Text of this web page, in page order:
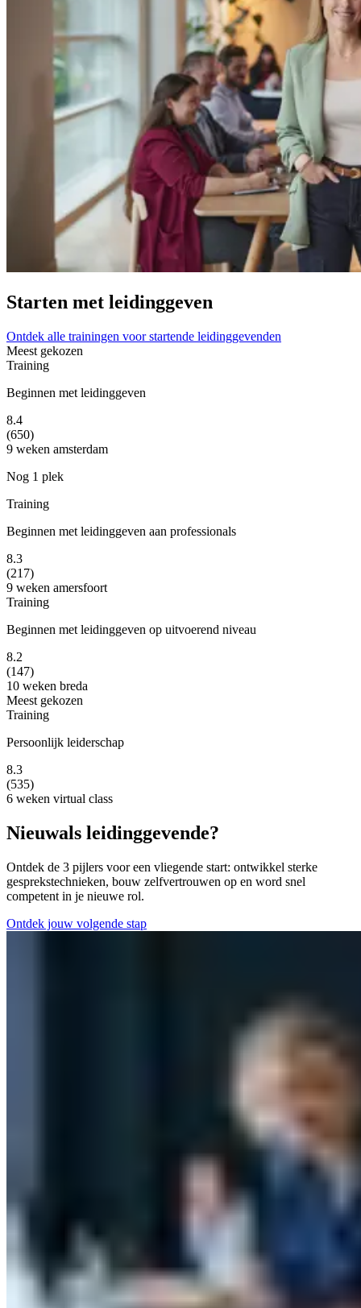
Starten met leidinggeven
Ontdek alle trainingen voor startende leidinggevenden
Meest gekozen
Training
Beginnen met leidinggeven
8.4
(650)
9 weken amsterdam
Nog 1 plek
Training
Beginnen met leidinggeven aan professionals
8.3
(217)
9 weken amersfoort
Training
Beginnen met leidinggeven op uitvoerend niveau
8.2
(147)
10 weken breda
Meest gekozen
Training
Persoonlijk leiderschap
8.3
(535)
6 weken virtual class
Nieuwals leidinggevende?
Ontdek de 3 pijlers voor een vliegende start: ontwikkel sterke
gesprekstechnieken, bouw zelfvertrouwen op en word snel
competent in je nieuwe rol.
Ontdek jouw volgende stap